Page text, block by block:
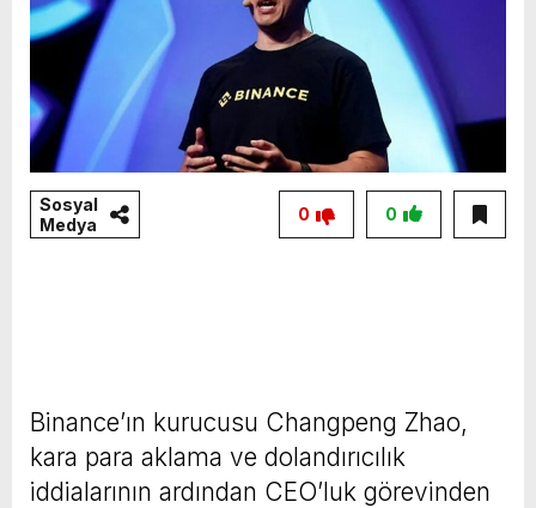
Sosyal
Medya
0
0
Binance’ın kurucusu Changpeng Zhao,
kara para aklama ve dolandırıcılık
iddialarının ardından CEO’luk görevinden